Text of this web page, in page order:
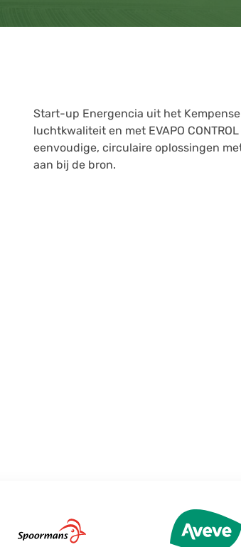
Start-up Energencia uit het
luchtkwaliteit en met EVAPO CONTROL
eenvoudige, circulaire oplossingen
aan bij de bron.